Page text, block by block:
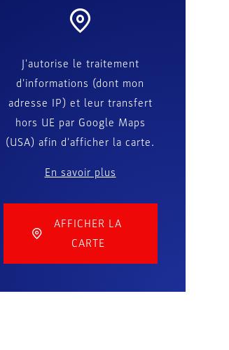
J'autorise le traitement
d'informations (dont mon
adresse IP) et leur transfert
hors UE par Google Maps
(USA) afin d'afficher la carte.
En savoir plus
AFFICHER LA
CARTE